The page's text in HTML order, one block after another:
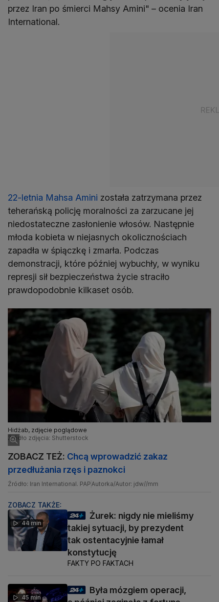
przez Iran po śmierci Mahsy Amini" – ocenia Iran
International.
22-letnia Mahsa Amini została zatrzymana przez
teherańską policję moralności za zarzucane jej
niedostateczne zasłonienie włosów. Następnie
młoda kobieta w niejasnych okolicznościach
zapadła w śpiączkę i zmarła. Podczas
demonstracji, które później wybuchły, w wyniku
represji sił bezpieczeństwa życie straciło
prawdopodobnie kilkaset osób.
Hidżab, zdjęcie poglądowe
Źródło zdjęcia: Shutterstock
ZOBACZ TEŻ: Chcą wprowadzić zakaz
przedłużania rzęs i paznokci
Źródło: Iran International. PAPAutorka/Autor: jdw//mm
ZOBACZ TAKŻE:
44 min
Żurek: nigdy nie mieliśmy
takiej sytuacji, by prezydent
tak ostentacyjnie łamał
konstytucję
FAKTY PO FAKTACH
45 min
Była mózgiem operacji,